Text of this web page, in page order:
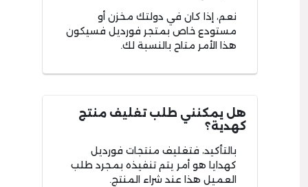
نعم، إذا كان في دولتك مخزن أو
مستودع خاص بمتجر فورديل فسيكون
هذا الأمر متاح بالنسبة لك.
هل يمكنني طلب تغليف منتج
كهدية؟
بالتأكيد، فتغليف منتجات فورديل
كهدايا هو أمر يتم تنفيذه بمجرد طلب
العميل هذا عند شراء المنتج.